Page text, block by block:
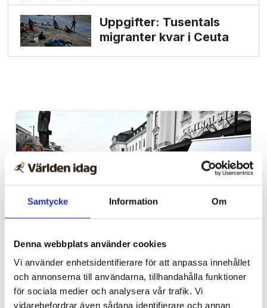
Samtycke Information Om
Denna webbplats använder cookies
Vi använder enhetsidentifierare för att anpassa innehållet
och annonserna till användarna, tillhandahålla funktioner
för sociala medier och analysera vår trafik. Vi
vidarebefordrar även sådana identifierare och annan
Uppgifter: Tusentals
migranter kvar i Ceuta
Ledare
Ta med samtliga V-
politiker till Israel, Nooshi